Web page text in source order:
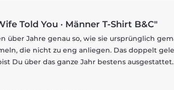
Told You · Männer T-Shirt B&C"
über Jahre genau so, wie sie ursprünglich
die nicht zu eng anliegen. Das doppelt
Du über das ganze Jahr bestens